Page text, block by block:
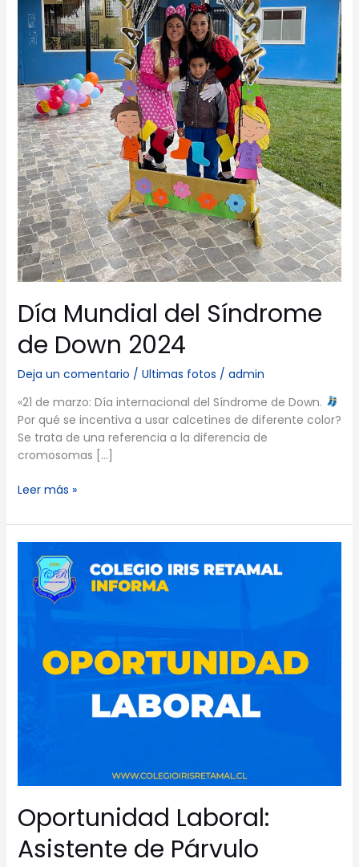
Día Mundial del Síndrome
de Down 2024
Deja un comentario / Ultimas fotos / admin
«21 de marzo: Día internacional del Síndrome de Down.
Por qué se incentiva a usar calcetines de diferente color?
Se trata de una referencia a la diferencia de
cromosomas […]
Leer más »
Oportunidad Laboral:
Asistente de Párvulo
Laboral:
Asistente